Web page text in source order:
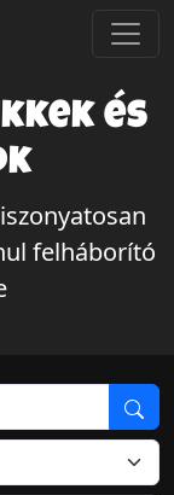
és
felháborító